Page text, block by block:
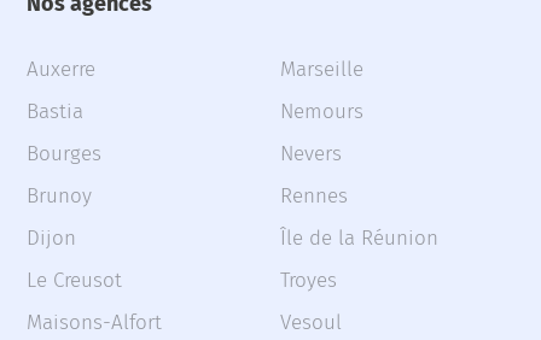
Auxerre
Bastia
Bourges
Brunoy
Dijon
Le Creusot
Maisons-Alfort
Marseille
Nemours
Nevers
Rennes
Île de la Réunion
Troyes
Vesoul